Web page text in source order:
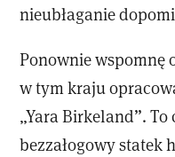
nieubłaganie
Ponownie wspomnę
w tym kraju
„Yara Birkeland”.
bezzałogowy statek